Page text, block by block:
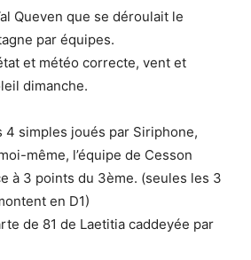
Queven que se déroulait le
par équipes.
et météo correcte, vent et
dimanche.
4 simples joués par Siriphone,
même, l’équipe de Cesson
à 3 points du 3ème. (seules les 3
en D1)
de 81 de Laetitia caddeyée par